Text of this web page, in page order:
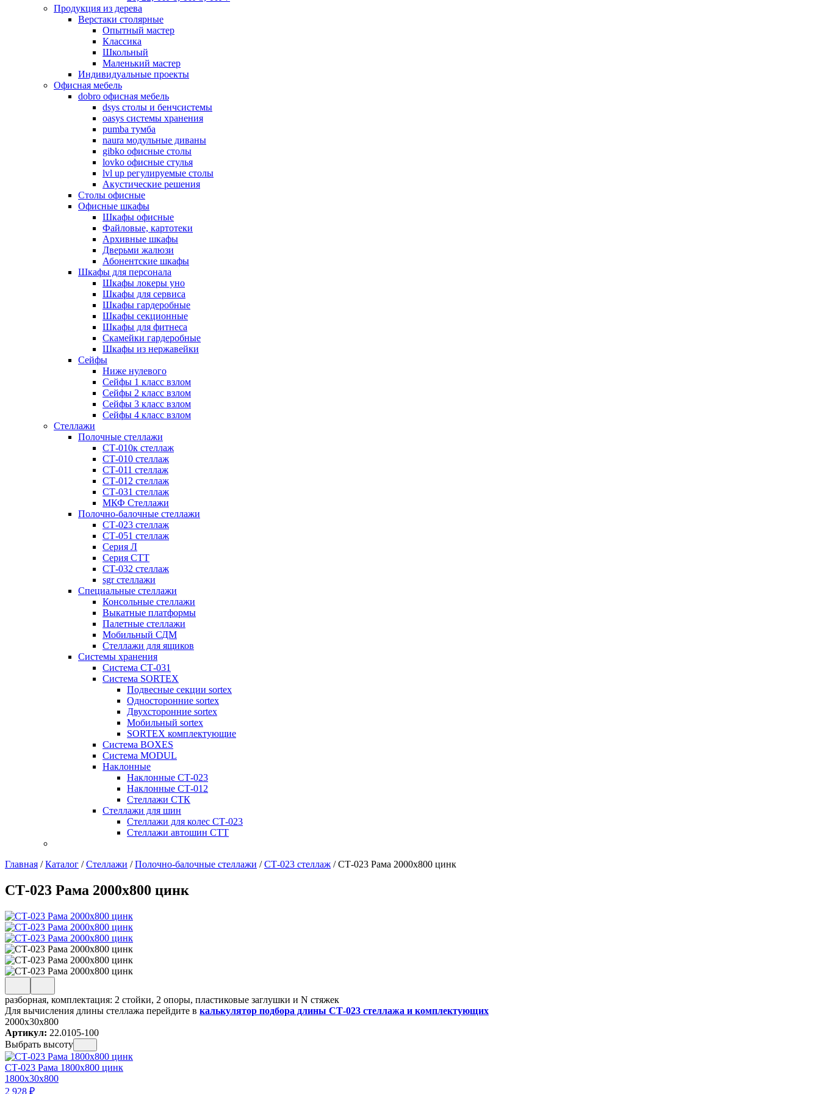
Продукция из дерева
Верстаки столярные
Опытный мастер
Классика
Школьный
Маленький мастер
Индивидуальные проекты
Офисная мебель
dobro офисная мебель
dsys столы и бенчсистемы
oasys системы хранения
pumba тумба
naura модульные диваны
gibko офисные столы
lovko офисные стулья
lvl up регулируемые столы
Акустические решения
Столы офисные
Офисные шкафы
Шкафы офисные
Файловые, картотеки
Архивные шкафы
Дверьми жалюзи
Абонентские шкафы
Шкафы для персонала
Шкафы локеры уно
Шкафы для сервиса
Шкафы гардеробные
Шкафы секционные
Шкафы для фитнеса
Скамейки гардеробные
Шкафы из нержавейки
Сейфы
Ниже нулевого
Сейфы 1 класс взлом
Сейфы 2 класс взлом
Сейфы 3 класс взлом
Сейфы 4 класс взлом
Стеллажи
Полочные стеллажи
СТ-010к стеллаж
СТ-010 стеллаж
СТ-011 стеллаж
СТ-012 стеллаж
СТ-031 стеллаж
МКФ Стеллажи
Полочно-балочные стеллажи
СТ-023 стеллаж
СТ-051 стеллаж
Серия Л
Серия СТТ
СТ-032 стеллаж
sgr стеллажи
Специальные стеллажи
Консольные стеллажи
Выкатные платформы
Палетные стеллажи
Мобильный СДМ
Стеллажи для ящиков
Системы хранения
Система СТ-031
Система SORTEX
Подвесные секции sortex
Односторонние sortex
Двухсторонние sortex
Мобильный sortex
SORTEX комплектующие
Система BOXES
Система MODUL
Наклонные
Наклонные СТ-023
Наклонные СТ-012
Стеллажи СТК
Стеллажи для шин
Стеллажи для колес СТ-023
Стеллажи автошин СТТ
Главная /Каталог /Стеллажи /Полочно-балочные стеллажи /СТ-023 стеллаж /СТ-023 Рама 2000х800 цинк
СТ-023 Рама 2000х800 цинк
разборная, комплектация: 2 стойки, 2 опоры, пластиковые заглушки и N стяжек
Для вычисления длины стеллажа перейдите в калькулятор подбора длины СТ-023 стеллажа и комплектующих
2000x30x800
Артикул: 22.0105-100
Выбрать высоту
СТ-023 Рама 1800х800 цинк
1800x30x800
2 928 ₽